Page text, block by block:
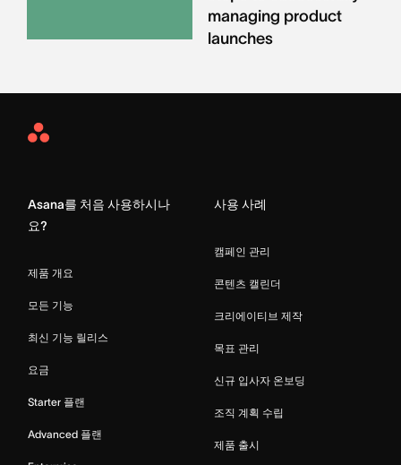
managing product
launches
Asana
Asana를 처음 사용하시나
요?
제품 개요
모든 기능
최신 기능 릴리스
요금
Starter 플랜
Advanced 플랜
사용 사례
캠페인 관리
콘텐츠 캘린더
크리에이티브 제작
목표 관리
신규 입사자 온보딩
조직 계획 수립
제품 출시